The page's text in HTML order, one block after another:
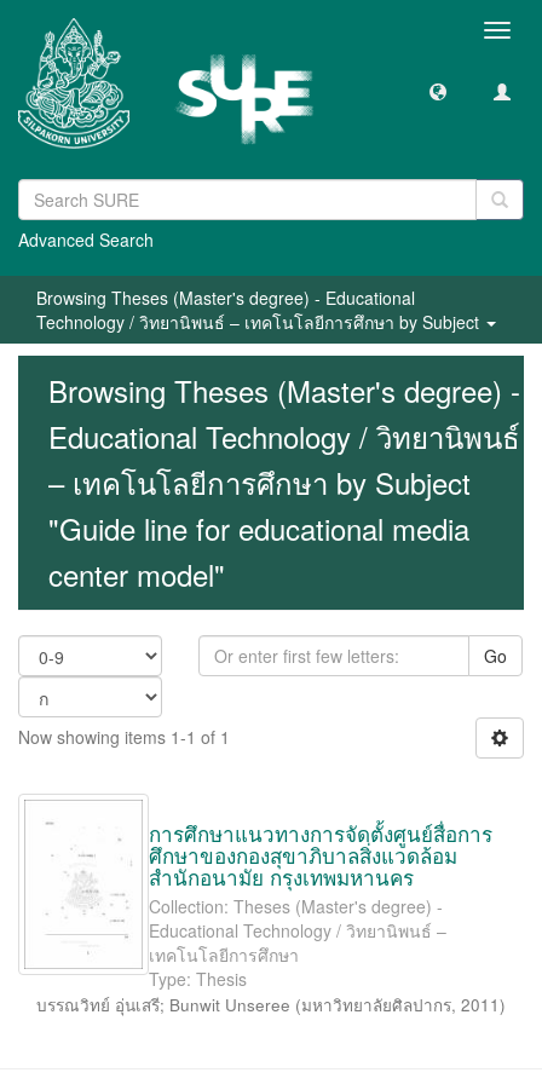
Advanced Search
Browsing Theses (Master's degree) - Educational
Technology / วิทยานิพนธ์ – เทคโนโลยีการศึกษา by Subject
Browsing Theses (Master's degree) -
Educational Technology / วิทยานิพนธ์
– เทคโนโลยีการศึกษา by Subject
"Guide line for educational media
center model"
Go
Now showing items 1-1 of 1
การศึกษาแนวทางการจัดตั้งศูนย์สื่อการ
ศึกษาของกองสุขาภิบาลสิ่งแวดล้อม
สำนักอนามัย กรุงเทพมหานคร
Collection: Theses (Master's degree) -
Educational Technology / วิทยานิพนธ์ –
เทคโนโลยีการศึกษา
Type: Thesis
บรรณวิทย์ อุ่นเสรี; Bunwit Unseree (มหาวิทยาลัยศิลปากร, 2011)